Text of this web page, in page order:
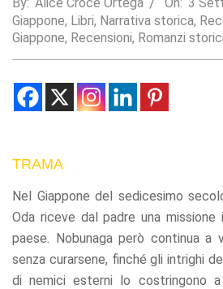
Giappone, Libri, Narrativa storica,
Giappone, Recensioni, Romanzi storici
TRAMA
Nel Giappone del sedicesimo
Oda riceve dal padre una missione
paese. Nobunaga però continua a
senza curarsene, finché gli intrighi
di nemici esterni lo costringono
Statistics
In order for
us to
website's
functionality
how the
used.
In order for
our website